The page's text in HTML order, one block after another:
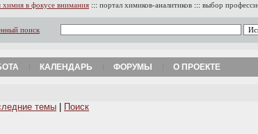
химия в фокусе внимания ::: портал химиков-аналитиков ::: выбор
поиск
КАЛЕНДАРЬ ФОРУМЫ О ПРОЕКТЕ
темы Поиск